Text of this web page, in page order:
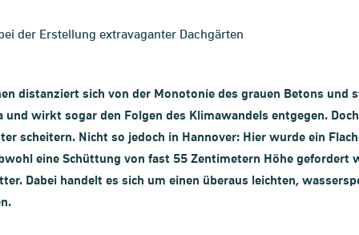
der Erstellung extravaganter Dachgärten
distanziert sich von der Monotonie des grauen Betons und
und wirkt sogar den Folgen des Klimawandels entgegen.
scheitern. Nicht so jedoch in Hannover: Hier wurde ein
eine Schüttung von fast 55 Zentimetern Höhe gefordert
Dabei handelt es sich um einen überaus leichten,